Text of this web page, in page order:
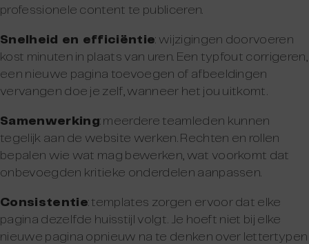
professionele content te publiceren.
Snelheid en efficiëntie: wijzigingen doorvoeren
kost minuten in plaats van uren. Een typfout corrigeren,
een nieuwe pagina toevoegen of afbeeldingen
vervangen doe je zelf, wanneer het jou uitkomt.
Samenwerking: meerdere teamleden kunnen
tegelijk aan de website werken. Rechten en rollen
bepalen wie wat mag bewerken, wat voorkomt dat
onbevoegden kritieke onderdelen aanpassen.
Consistentie: templates zorgen ervoor dat elke
pagina dezelfde huisstijl volgt. Je hoeft niet bij elke
nieuwe pagina opnieuw na te denken over lettertypen